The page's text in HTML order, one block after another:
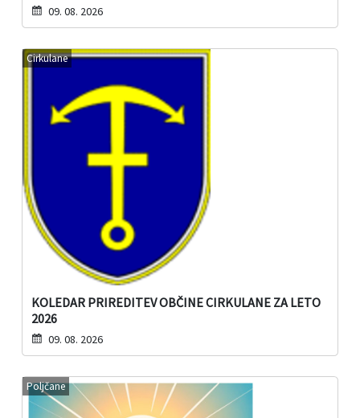
09. 08. 2026
Cirkulane
KOLEDAR PRIREDITEV OBČINE CIRKULANE ZA LETO
2026
09. 08. 2026
Poljčane